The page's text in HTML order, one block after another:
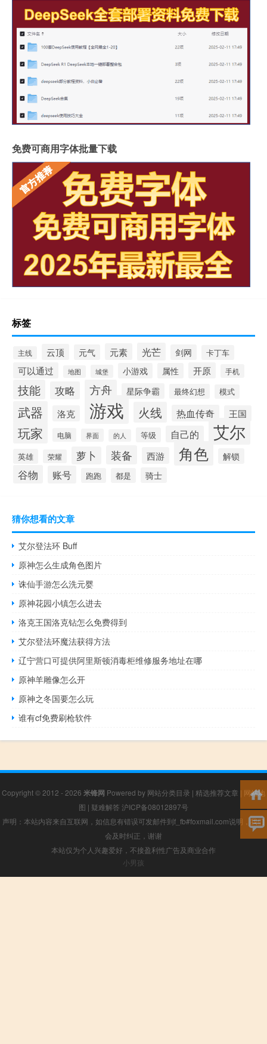
免费可商用字体批量下载
标签
主线 云顶 元气 元素 光芒 剑网 卡丁车
可以通过 地图 城堡 小游戏 属性 开原 手机
技能 攻略 方舟 星际争霸 最终幻想 模式
武器 洛克 游戏 火线 热血传奇 王国
玩家 电脑 界面 的人 等级 自己的 艾尔
英雄 荣耀 萝卜 装备 西游 角色 解锁
谷物 账号 跑跑 都是 骑士
猜你想看的文章
艾尔登法环 Buff
原神怎么生成角色图片
诛仙手游怎么洗元婴
原神花园小镇怎么进去
洛克王国洛克钻怎么免费得到
艾尔登法环魔法获得方法
辽宁营口可提供阿里斯顿消毒柜维修服务地址在哪
原神羊雕像怎么开
原神之冬国要怎么玩
谁有cf免费刷枪软件
Copyright © 2012 - 2026 米锋网 Powered by 网站分类目录 | 精选推荐文章 | 网站地
图 | 疑难解答 沪ICP备08012897号
声明：本站内容来自互联网，如信息有错误可发邮件到f_fb#foxmail.com说明，我们
会及时纠正，谢谢
本站仅为个人兴趣爱好，不接盈利性广告及商业合作
小男孩